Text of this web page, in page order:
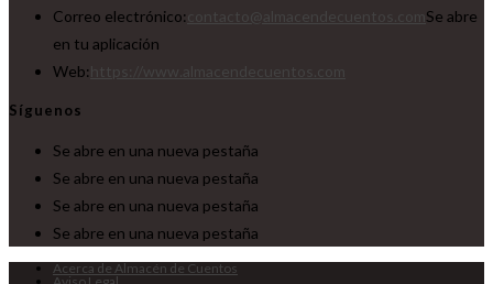
Correo electrónico:
Se abre
en tu aplicación
Web:
Síguenos
Se abre en una nueva pestaña
Se abre en una nueva pestaña
Se abre en una nueva pestaña
Se abre en una nueva pestaña
Acerca de Almacén de Cuentos